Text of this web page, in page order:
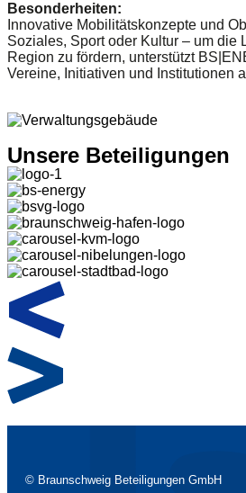
Besonderheiten:
Innovative Mobilitätskonzepte und
Soziales, Sport oder Kultur – um die
Region zu fördern, unterstützt
Vereine, Initiativen und Institutionen
Unsere Beteiligungen
© Braunschweig Beteiligungen GmbH